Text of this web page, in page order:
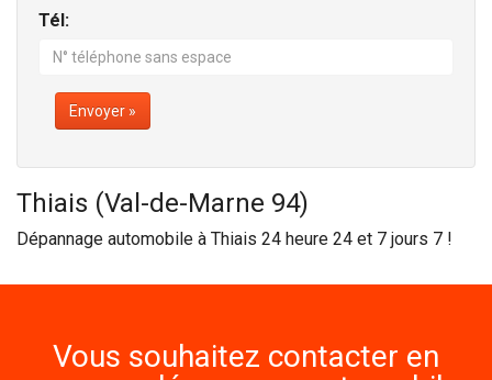
Tél:
Envoyer »
Thiais (Val-de-Marne 94)
Dépannage automobile à Thiais 24 heure 24 et 7 jours 7 !
Vous souhaitez contacter en